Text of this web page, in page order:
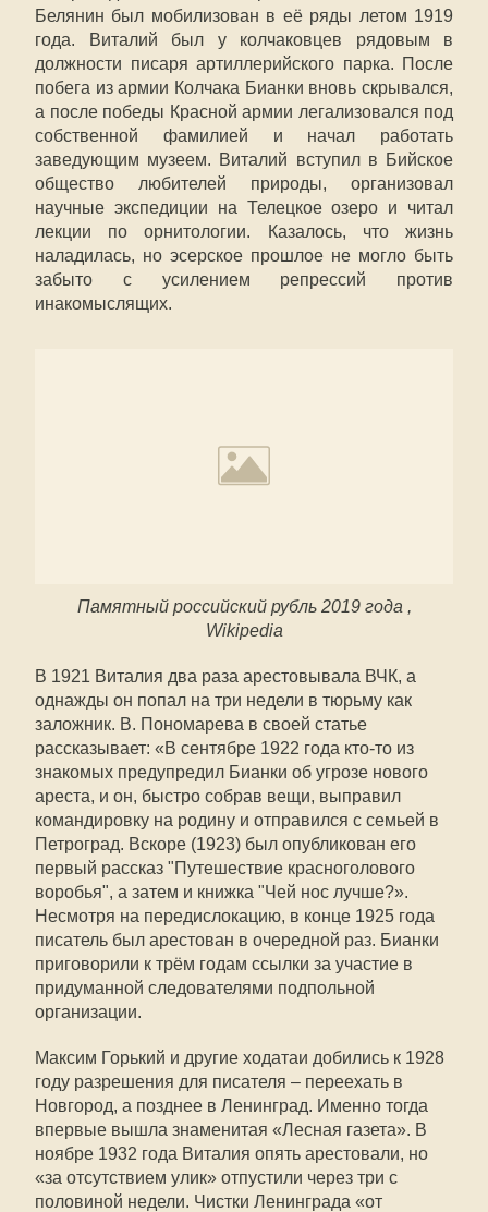
Белянин был мобилизован в её ряды летом 1919
года. Виталий был у колчаковцев рядовым в
должности писаря артиллерийского парка. После
побега из армии Колчака Бианки вновь скрывался,
а после победы Красной армии легализовался под
собственной фамилией и начал работать
заведующим музеем. Виталий вступил в Бийское
общество любителей природы, организовал
научные экспедиции на Телецкое озеро и читал
лекции по орнитологии. Казалось, что жизнь
наладилась, но эсерское прошлое не могло быть
забыто с усилением репрессий против
инакомыслящих.
Памятный российский рубль 2019 года ,
Wikipedia
В 1921 Виталия два раза арестовывала ВЧК, а
однажды он попал на три недели в тюрьму как
заложник. В. Пономарева в своей статье
рассказывает: «В сентябре 1922 года кто-то из
знакомых предупредил Бианки об угрозе нового
ареста, и он, быстро собрав вещи, выправил
командировку на родину и отправился с семьей в
Петроград. Вскоре (1923) был опубликован его
первый рассказ "Путешествие красноголового
воробья", а затем и книжка "Чей нос лучше?».
Несмотря на передислокацию, в конце 1925 года
писатель был арестован в очередной раз. Бианки
приговорили к трём годам ссылки за участие в
придуманной следователями подпольной
организации.
Максим Горький и другие ходатаи добились к 1928
году разрешения для писателя – переехать в
Новгород, а позднее в Ленинград. Именно тогда
впервые вышла знаменитая «Лесная газета». В
ноябре 1932 года Виталия опять арестовали, но
«за отсутствием улик» отпустили через три с
половиной недели. Чистки Ленинграда «от